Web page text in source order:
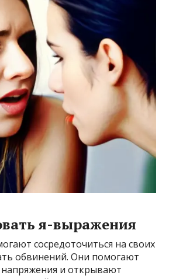
я-выражения
сосредоточиться на своих
обвинений. Они помогают
и открывают